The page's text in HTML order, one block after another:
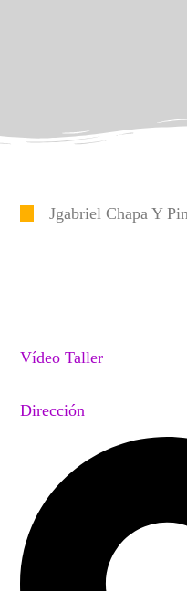
Jgabriel Chapa Y
Vídeo Taller
Dirección